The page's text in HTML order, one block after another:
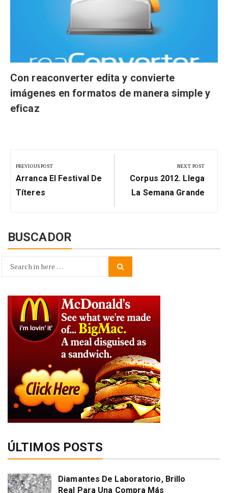
Con reaconverter edita y convierte
imágenes en formatos de manera simple y
eficaz
de
entradas
PREVIOUS POST
Previous
Post:
Arranca El Festival De
Títeres
NEXT POST
Next
Post:
Corpus 2012. Llega
La Semana Grande
BUSCADOR
Search
ÚLTIMOS POSTS
Diamantes De Laboratorio, Brillo
Real Para Una Compra Más